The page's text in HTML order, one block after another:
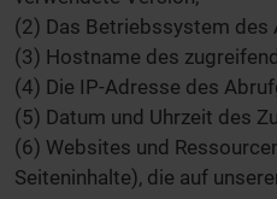
(2) Das Betriebssystem des
(3) Hostname des
(4) Die IP-Adresse des
(5) Datum und Uhrzeit des
(6) Websites und
Seiteninhalte), die auf